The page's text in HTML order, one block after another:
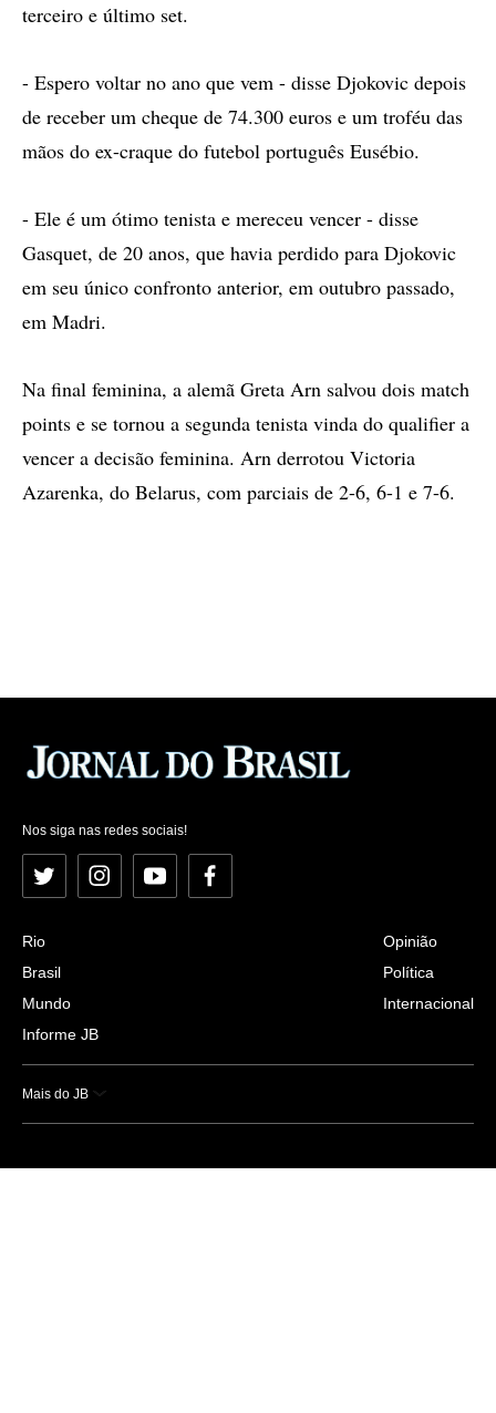
terceiro e último set.
- Espero voltar no ano que vem - disse Djokovic depois
de receber um cheque de 74.300 euros e um troféu das
mãos do ex-craque do futebol português Eusébio.
- Ele é um ótimo tenista e mereceu vencer - disse
Gasquet, de 20 anos, que havia perdido para Djokovic
em seu único confronto anterior, em outubro passado,
em Madri.
Na final feminina, a alemã Greta Arn salvou dois match
points e se tornou a segunda tenista vinda do qualifier a
vencer a decisão feminina. Arn derrotou Victoria
Azarenka, do Belarus, com parciais de 2-6, 6-1 e 7-6.
Nos siga nas redes sociais!
Twitter InstagramYouTubeFacebook
Rio
Brasil
Mundo
Informe JB
Opinião
Política
Internacional
Mais do JB
Esportes